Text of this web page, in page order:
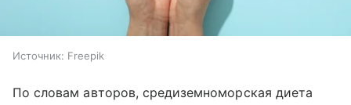
Источник: Freepik
По словам авторов, средиземноморская диета